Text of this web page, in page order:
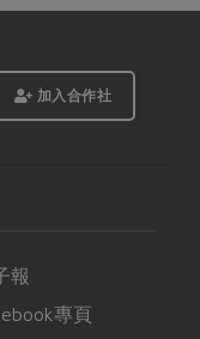
加入合作社
報
專頁